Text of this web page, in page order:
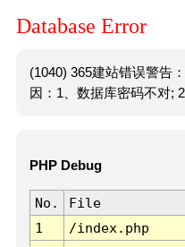
Database Error
(1040) 365建站错误警告
因：1、数据库密码不对;
PHP Debug
No. File
1
/index.php